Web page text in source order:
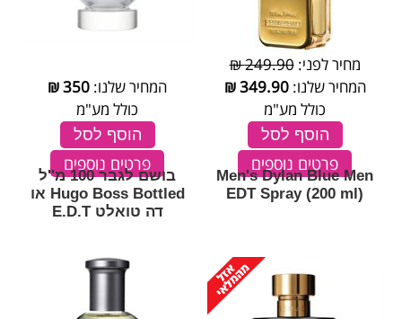
מחיר לפני:249.90 ₪
המחיר שלנו:349.90
₪
כולל מע"מ
הוסף לסל
פרטים נוספים
המחיר שלנו: 350
₪
כולל מע"מ
הוסף לסל
פרטים נוספים
Men's Dylan Blue Men
EDT Spray (200 ml)
בושם לגבר 100 מ''ל
Hugo Boss Bottled או
דה טואלט E.D.T